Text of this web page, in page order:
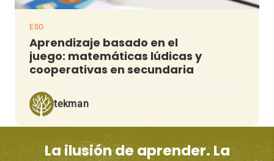
ESO
Aprendizaje basado en el
juego: matemáticas lúdicas y
cooperativas en secundaria
tekman
La ilusión de aprender. La